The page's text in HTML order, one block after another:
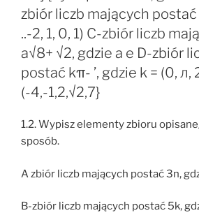
zbiór liczb mających postać
..-2, 1, 0, 1) C-zbiór liczb
a√8+ √2, gdzie a e D-zbiór
postać kπ- ’, gdzie k = (0, л,
(-4,-1,2,√2,7}
1.2. Wypisz elementy zbioru
sposób.
A zbiór liczb mających postać 3n,
B-zbiór liczb mających postać 5k,